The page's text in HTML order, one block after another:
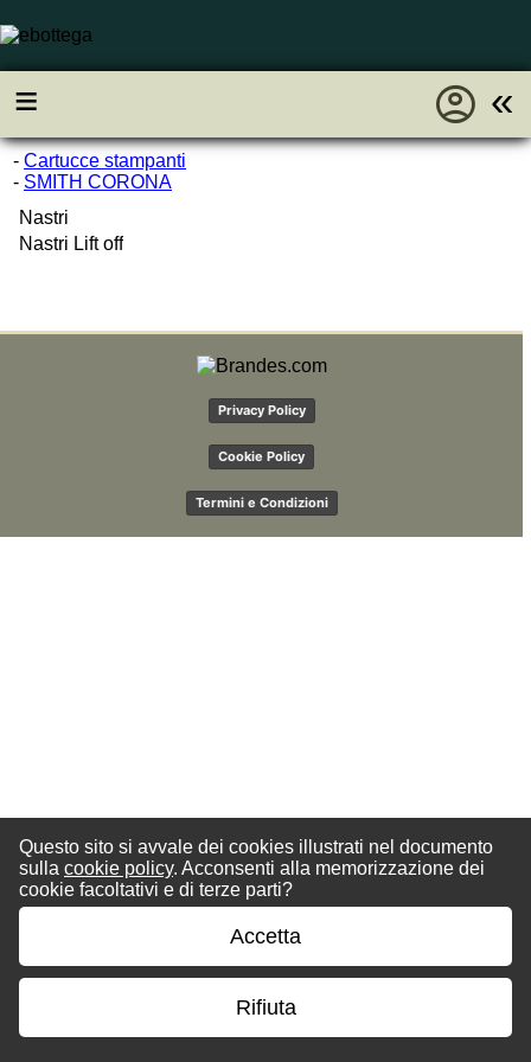
Questo sito si avvale dei cookies illustrati nel documento
sulla cookie policy. Acconsenti alla memorizzazione dei
cookie facoltativi e di terze parti?
Accetta
Rifiuta
≡ «
account_circle
- Cartucce stampanti
- SMITH CORONA
Nastri
Nastri Lift off
Privacy Policy
Cookie Policy
Termini e Condizioni